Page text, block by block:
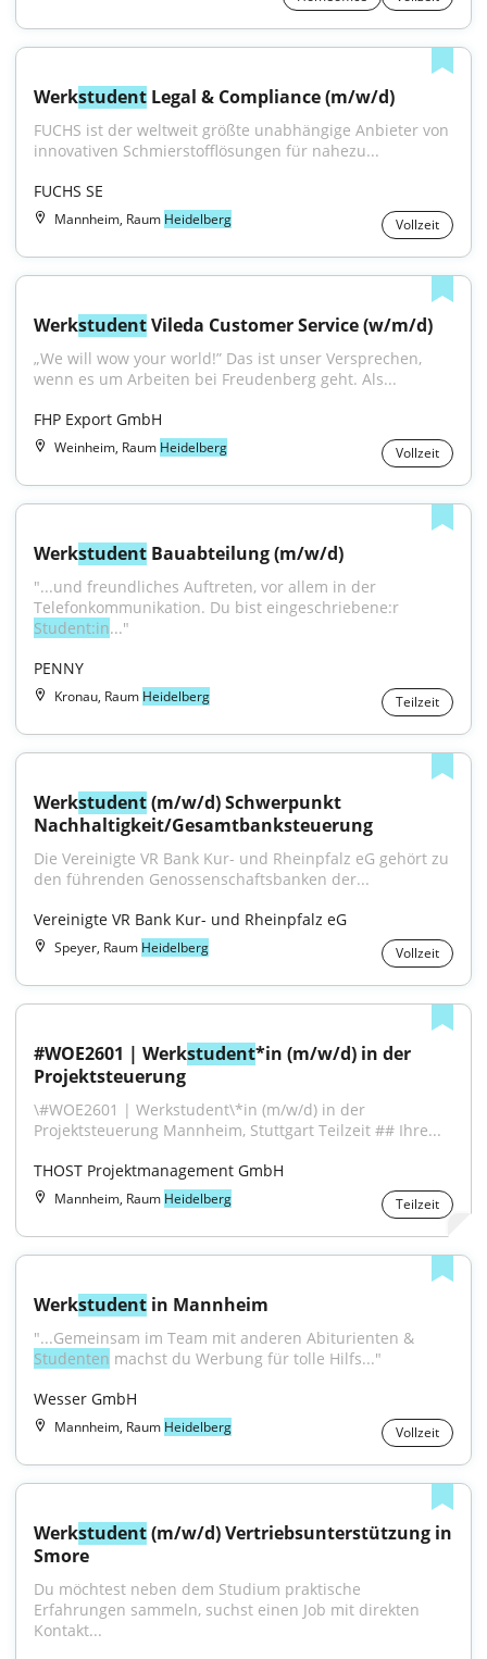
Werkstudent Legal & Compliance (m/w/d)
FUCHS ist der weltweit größte unabhängige Anbieter von
innovativen Schmierstofflösungen für nahezu...
FUCHS SE
Mannheim, Raum Heidelberg Vollzeit
Werkstudent Vileda Customer Service (w/m/d)
„We will wow your world!” Das ist unser Versprechen,
wenn es um Arbeiten bei Freudenberg geht. Als...
FHP Export GmbH
Weinheim, Raum Heidelberg Vollzeit
Werkstudent Bauabteilung (m/w/d)
"...und freundliches Auftreten, vor allem in der
Student:in..."
PENNY
Kronau, Raum Heidelberg Teilzeit
Werkstudent (m/w/d) Schwerpunkt
Nachhaltigkeit/Gesamtbanksteuerung
Die Vereinigte VR Bank Kur- und Rheinpfalz eG gehört zu
den führenden Genossenschaftsbanken der...
Vereinigte VR Bank Kur- und Rheinpfalz eG
Speyer, Raum Heidelberg Vollzeit
#WOE2601 | Werkstudent*in (m/w/d) in der
Projektsteuerung
\#WOE2601 | Werkstudent\*in (m/w/d) in der
Projektsteuerung Mannheim, Stuttgart Teilzeit ## Ihre...
THOST Projektmanagement GmbH
Mannheim, Raum Heidelberg Teilzeit
Werkstudent in Mannheim
Studenten machst du Werbung für tolle Hilfs..."
Wesser GmbH
Mannheim, Raum Heidelberg Vollzeit
Werkstudent (m/w/d) Vertriebsunterstützung in
Smore
Du möchtest neben dem Studium praktische
Erfahrungen sammeln, suchst einen Job mit direkten
Kontakt...